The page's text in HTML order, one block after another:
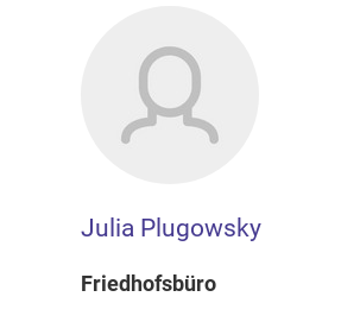
Julia Plugowsky
Friedhofsbüro